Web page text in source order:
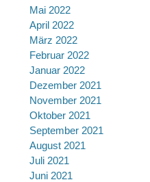
Mai 2022
April 2022
März 2022
Februar 2022
Januar 2022
Dezember 2021
November 2021
Oktober 2021
September 2021
August 2021
Juli 2021
Juni 2021